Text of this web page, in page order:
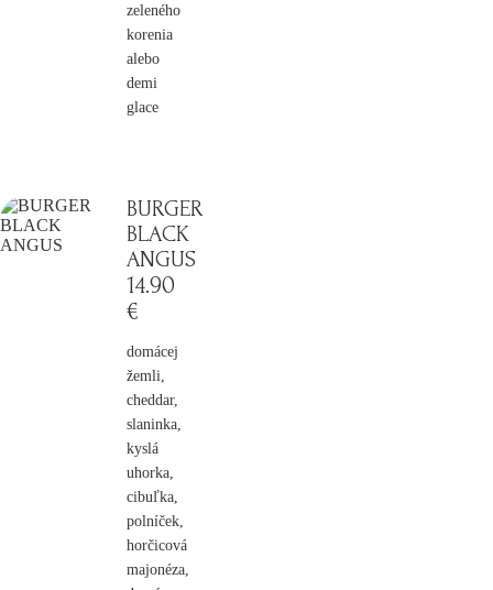
zeleného
korenia
alebo
demi
glace
BURGER
BLACK
ANGUS
14.90
€
domácej
žemli,
cheddar,
slaninka,
kyslá
uhorka,
cibuľka,
polníček,
horčicová
majonéza,